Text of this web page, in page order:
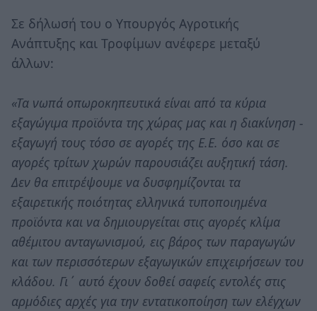
Σε δήλωσή του ο Υπουργός Αγροτικής
Ανάπτυξης και Τροφίμων ανέφερε μεταξύ
άλλων:
«Τα νωπά οπωροκηπευτικά είναι από τα κύρια
εξαγώγιμα προϊόντα της χώρας μας και η διακίνηση -
εξαγωγή τους τόσο σε αγορές της Ε.Ε. όσο και σε
αγορές τρίτων χωρών παρουσιάζει αυξητική τάση.
Δεν θα επιτρέψουμε να δυσφημίζονται τα
εξαιρετικής ποιότητας ελληνικά τυποποιημένα
προϊόντα και να δημιουργείται στις αγορές κλίμα
αθέμιτου ανταγωνισμού, εις βάρος των παραγωγών
και των περισσότερων εξαγωγικών επιχειρήσεων του
κλάδου. Γι΄ αυτό έχουν δοθεί σαφείς εντολές στις
αρμόδιες αρχές για την εντατικοποίηση των ελέγχων